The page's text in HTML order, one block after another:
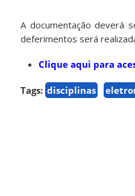
A documentação deverá
deferimentos será
Clique aqui para
Tags: disciplinas